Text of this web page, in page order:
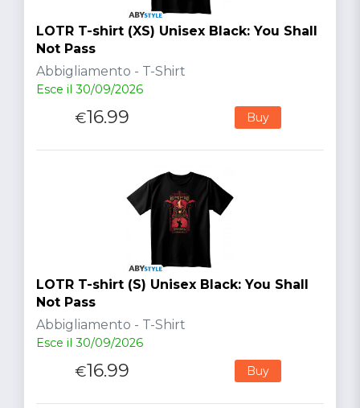
LOTR T-shirt (XS) Unisex Black: You Shall
Not Pass
Abbigliamento - T-Shirt
Esce il 30/09/2026
€16.99 Buy
LOTR T-shirt (S) Unisex Black: You Shall
Not Pass
Abbigliamento - T-Shirt
Esce il 30/09/2026
€16.99 Buy